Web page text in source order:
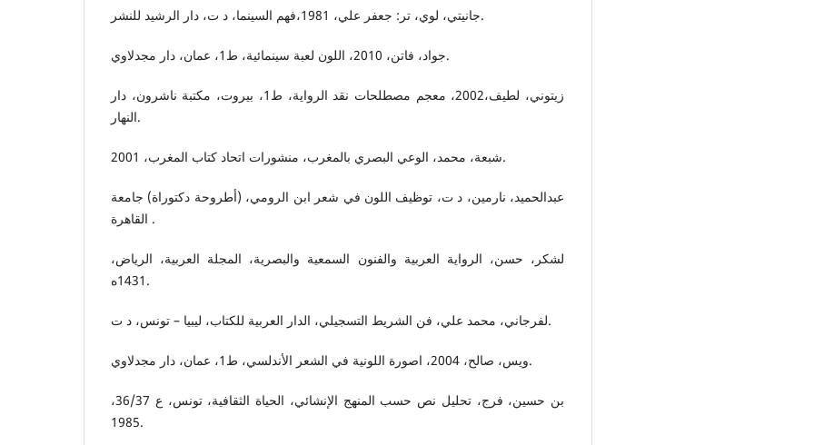
جانيتي، لوي، تر: جعفر علي، 1981،فهم السينما، د ت، دار الرشيد للنشر.
جواد، فاتن، 2010، اللون لعبة سينمائية، ط1، عمان، دار مجدلاوي.
زيتوني، لطيف،2002، معجم مصطلحات نقد الرواية، ط1، بيروت، مكتبة ناشرون، دار
النهار.
شبعة، محمد، الوعي البصري بالمغرب، منشورات اتحاد كتاب المغرب، 2001.
عبدالحميد، نارمين، د ت، توظيف اللون في شعر ابن الرومي، (أطروحة دكتوراة) جامعة
القاهرة .
لشكر، حسن، الرواية العربية والفنون السمعية والبصرية، المجلة العربية، الرياض،
1431ه.
لفرجاني، محمد علي، فن الشريط التسجيلي، الدار العربية للكتاب، ليبيا – تونس، د ت.
ويس، صالح، 2004، اصورة اللونية في الشعر الأندلسي، ط1، عمان، دار مجدلاوي.
بن حسين، فرج، تحليل نص حسب المنهج الإنشائي، الحياة الثقافية، تونس، ع 36/37،
1985.